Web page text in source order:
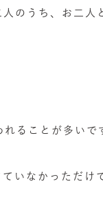
のうち、お二
ることが多いで
いなかっただけ